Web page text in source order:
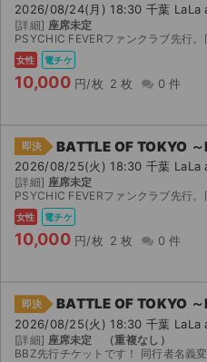
2026/08/24(月) 18:30 千葉 LaLa
[詳細] 座席未定
PSYCHIC FEVERファンクラブ先行。
女性 電チケ
10,000 円/枚 2 枚 0 件
即決 BATTLE OF TOKYO ～
2026/08/25(火) 18:30 千葉 LaLa
[詳細] 座席未定
PSYCHIC FEVERファンクラブ先行。
女性 電チケ
10,000 円/枚 2 枚 0 件
即決 BATTLE OF TOKYO ～
2026/08/25(火) 18:30 千葉 LaLa
[詳細] 座席未定 （重複なし）
BBZ先行チケットです！ 同行者名義変更可、エラ